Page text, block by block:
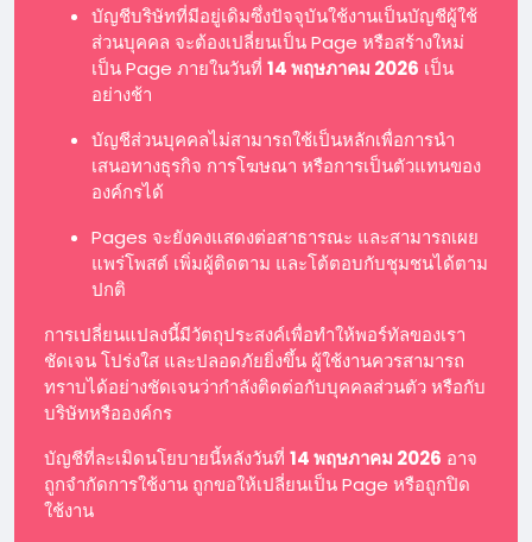
บัญชีบริษัทที่มีอยู่เดิมซึ่งปัจจุบันใช้งานเป็นบัญชีผู้ใช้
ส่วนบุคคล จะต้องเปลี่ยนเป็น Page หรือสร้างใหม่
เป็น Page ภายในวันที่ 14 พฤษภาคม 2026 เป็น
อย่างช้า
บัญชีส่วนบุคคลไม่สามารถใช้เป็นหลักเพื่อการนำ
เสนอทางธุรกิจ การโฆษณา หรือการเป็นตัวแทนของ
องค์กรได้
Pages จะยังคงแสดงต่อสาธารณะ และสามารถเผย
แพร่โพสต์ เพิ่มผู้ติดตาม และโต้ตอบกับชุมชนได้ตาม
ปกติ
การเปลี่ยนแปลงนี้มีวัตถุประสงค์เพื่อทำให้พอร์ทัลของเรา
ชัดเจน โปร่งใส และปลอดภัยยิ่งขึ้น ผู้ใช้งานควรสามารถ
ทราบได้อย่างชัดเจนว่ากำลังติดต่อกับบุคคลส่วนตัว หรือกับ
บริษัทหรือองค์กร
บัญชีที่ละเมิดนโยบายนี้หลังวันที่ 14 พฤษภาคม 2026 อาจ
ถูกจำกัดการใช้งาน ถูกขอให้เปลี่ยนเป็น Page หรือถูกปิด
ใช้งาน